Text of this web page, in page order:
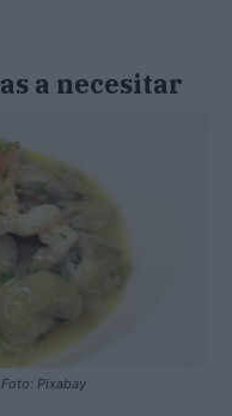
a necesitar
Pixabay